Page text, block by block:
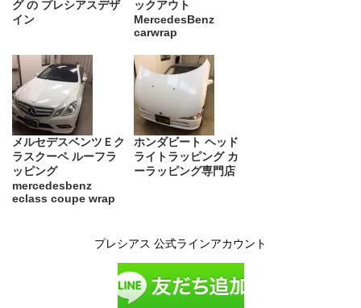
グ の プレシアスデザ
イン
ックアウト
MercedesBenz
carwrap
メルセデスベンツＥク
ラスクーペ ルーフラ
ッピング
mercedesbenz
eclass coupe wrap
ホンダビート ヘッド
ライトラッピング カ
ーラッピング専門店
プレシアス 公式ラインアカウント